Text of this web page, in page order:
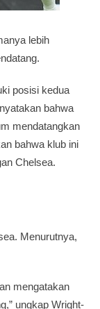
lebih
posisi kedua
bahwa
mendatangkan
bahwa klub ini
Chelsea.
Menurutnya,
mengatakan
ungkap Wright-